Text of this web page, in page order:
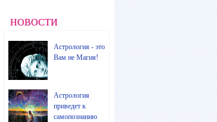
НОВОСТИ
Астрология - это
Вам не Магия!
Астрология
приведет к
самопознанию